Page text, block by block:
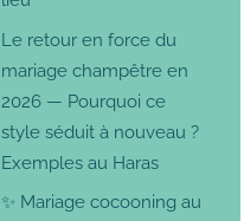
Le retour en force du
mariage champêtre en
2026 — Pourquoi ce
style séduit à nouveau ?
Exemples au Haras
✨ Mariage cocooning au